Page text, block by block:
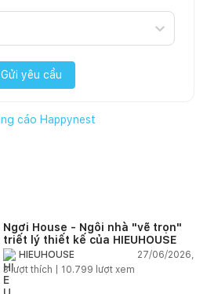
Gửi yêu cầu
Ngơi House - Ngôi nhà "vẽ trọn"
triết lý thiết kế của HIEUHOUSE
HIEUHOUSE
27/06/2026,
3lượt thích | 10.799 lượt xem